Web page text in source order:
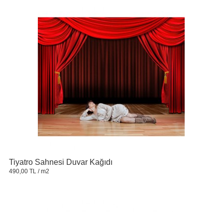
Tiyatro Sahnesi Duvar Kağıdı
490,00 TL/ m2